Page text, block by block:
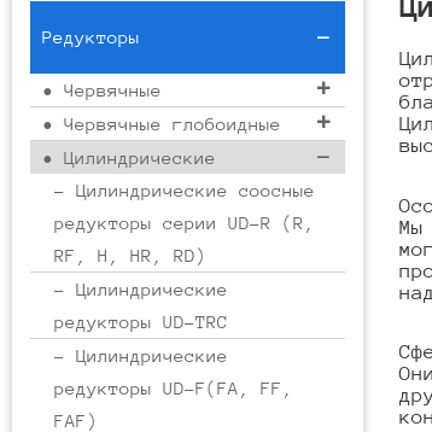
Редукторы
• Червячные
• Червячные глобоидные
• Цилиндрические
- Цилиндрические соосные
редукторы серии UD-R (R,
RF, H, HR, RD)
- Цилиндрические
редукторы UD-TRC
- Цилиндрические
редукторы UD-F(FA, FF,
FAF)
Мы